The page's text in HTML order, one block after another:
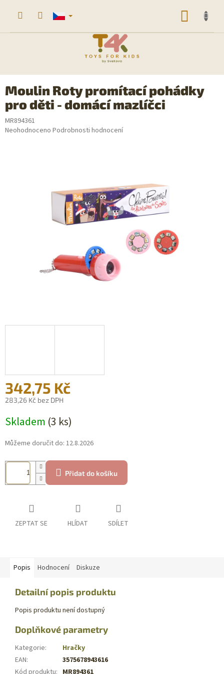
Moulin Roty promítací pohádky
pro děti - domácí mazlíčci
MR894361
Průměrné
Neohodnoceno Podrobnosti hodnocení
342,75 Kč
283,26 Kč bez DPH
cena:
Skladem (3 ks)
Můžeme doručit do: 12.8.2026
Přidat do košíku
ZEPTAT SE HLÍDAT SDÍLET
Popis Hodnocení Diskuze
Detailní popis produktu
Popis produktu není dostupný
Doplňkové parametry
Kategorie:
Hračky
EAN:
3575678943616